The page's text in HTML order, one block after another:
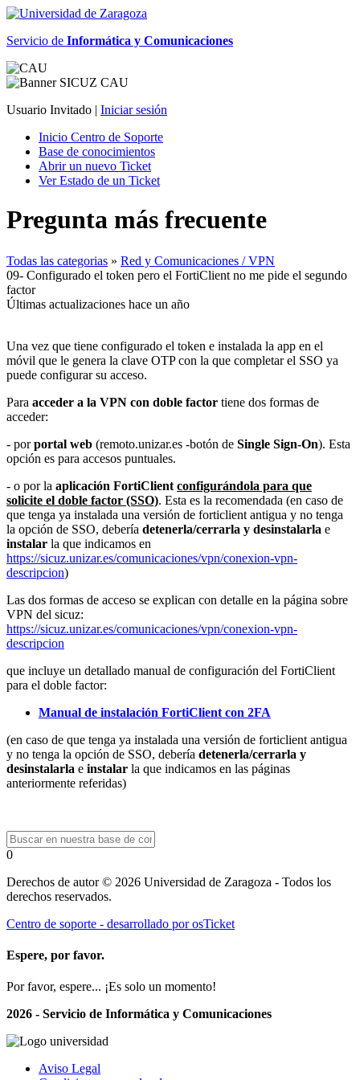
Servicio de Informática y Comunicaciones
Usuario Invitado | Iniciar sesión
Inicio Centro de Soporte
Base de conocimientos
Abrir un nuevo Ticket
Ver Estado de un Ticket
Pregunta más frecuente
Todas las categorias » Red y Comunicaciones / VPN
09- Configurado el token pero el FortiClient no me pide el segundo
factor
Últimas actualizaciones hace un año
Una vez que tiene configurado el token e instalada la app en el
móvil que le genera la clave OTP con la que completar el SSO ya
puede configurar su acceso.
Para acceder a la VPN con doble factor tiene dos formas de
acceder:
- porportal web (remoto.unizar.es -botón de Single Sign-On). Esta
opción es para accesos puntuales.
- o por la aplicación FortiClient configurándola para que
solicite el doble factor (SSO). Esta es la recomendada (en caso de
que tenga ya instalada una versión de forticlient antigua y no tenga
la opción de SSO, debería detenerla/cerrarla y desinstalarla e
instalar la que indicamos en
https://sicuz.unizar.es/comunicaciones/vpn/conexion-vpn-
descripcion)
Las dos formas de acceso se explican con detalle en la página sobre
VPN del sicuz:
https://sicuz.unizar.es/comunicaciones/vpn/conexion-vpn-
descripcion
que incluye un detallado manual de configuración del FortiClient
para el doble factor:
Manual de instalación FortiClient con 2FA
(en caso de que tenga ya instalada una versión de forticlient antigua
y no tenga la opción de SSO, debería detenerla/cerrarla y
desinstalarla e instalar la que indicamos en las páginas
anteriormente referidas)
0
Derechos de autor © 2026 Universidad de Zaragoza - Todos los
derechos reservados.
Centro de soporte - desarrollado por osTicket
Espere, por favor.
Por favor, espere... ¡Es solo un momento!
2026 - Servicio de Informática y Comunicaciones
Aviso Legal